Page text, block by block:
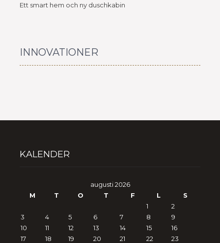
Ett smart hem och ny duschkabin
INNOVATIONER
KALENDER
augusti 2026
M
T O T F L
S
1
2
3
4 5 6 7 8
9
10
11 12 13 14 15
16
17
18 19 20 21 22
23